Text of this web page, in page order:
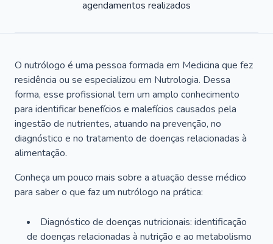
agendamentos realizados
O nutrólogo é uma pessoa formada em Medicina que fez
residência ou se especializou em Nutrologia. Dessa
forma, esse profissional tem um amplo conhecimento
para identificar benefícios e malefícios causados pela
ingestão de nutrientes, atuando na prevenção, no
diagnóstico e no tratamento de doenças relacionadas à
alimentação.
Conheça um pouco mais sobre a atuação desse médico
para saber o que faz um nutrólogo na prática:
Diagnóstico de doenças nutricionais: identificação
de doenças relacionadas à nutrição e ao metabolismo